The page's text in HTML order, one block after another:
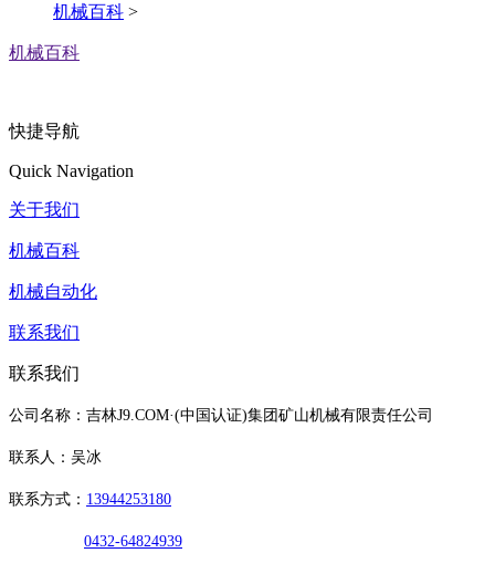
机械百科 >
机械百科
快捷导航
Quick Navigation
关于我们
机械百科
机械自动化
联系我们
联系我们
公司名称：吉林J9.COM·(中国认证)集团矿山机械有限责任公司
联系人：吴冰
联系方式： 13944253180
0432-64824939